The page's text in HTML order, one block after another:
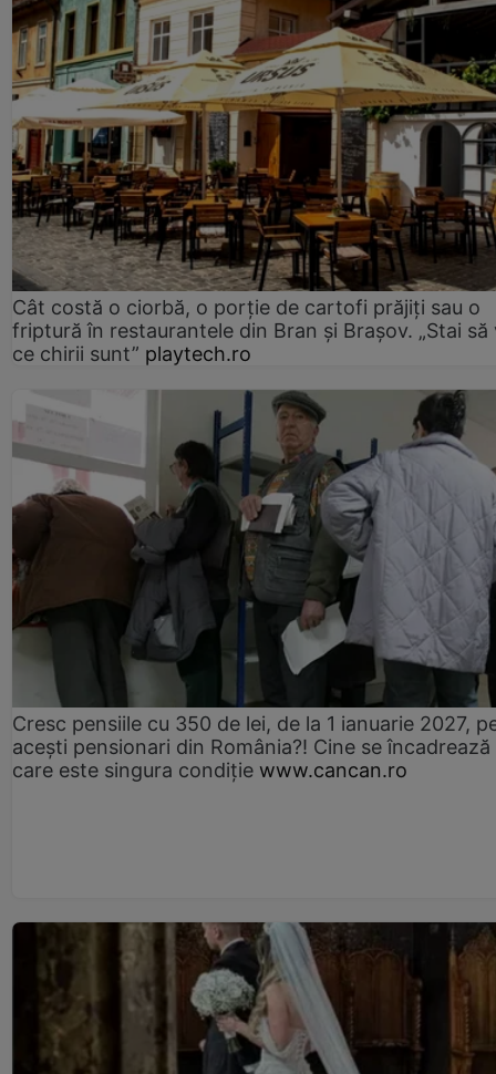
Cât costă o ciorbă, o porţie de cartofi prăjiţi sau o
friptură în restaurantele din Bran şi Braşov. „Stai să
ce chirii sunt” playtech.ro
Cresc pensiile cu 350 de lei, de la 1 ianuarie 2027,
acești pensionari din România?! Cine se încadrează
care este singura condiție www.cancan.ro